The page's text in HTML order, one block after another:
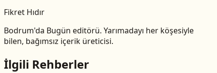
Fikret Hıdır
Bodrum'da Bugün editörü. Yarımadayı her köşesiyle
bilen, bağımsız içerik üreticisi.
İlgili Rehberler